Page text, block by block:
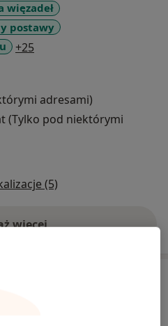
ortopedyczne, leczenie
i operacyjne.
i chorób układu ruchu -
i przeciążeniowych
barku, biodra i
zwyrodnieniowych
więzadeł
postawy
+25
adresami)
(Tylko pod niektórymi
(5)
więcej
o doświadczeniu